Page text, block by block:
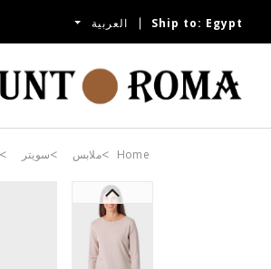
Ship to: Egypt العربية
Home ملابس سويتر